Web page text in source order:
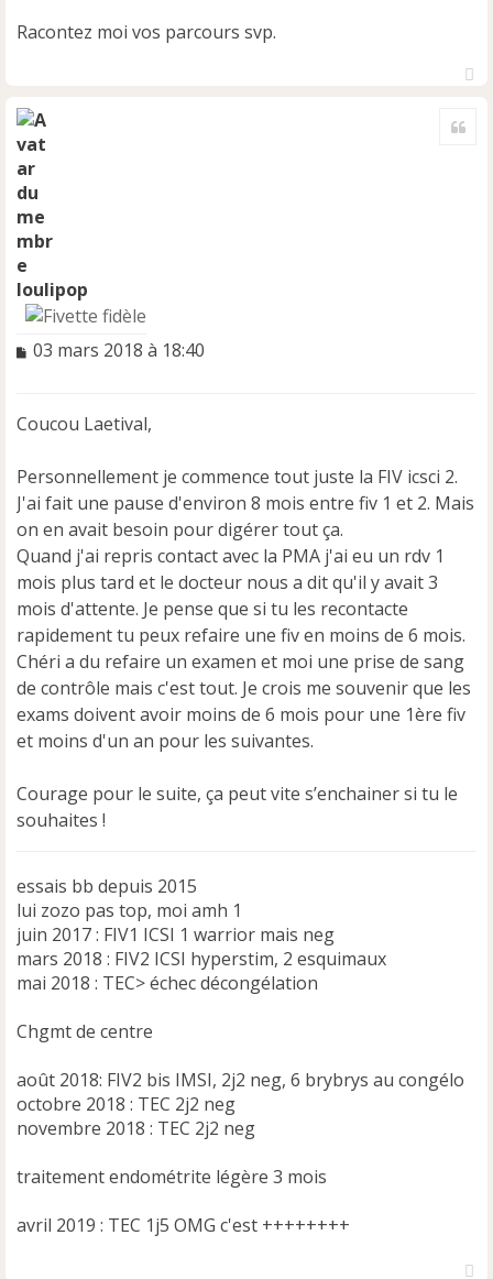
Racontez moi vos parcours svp.
loulipop
M
a
e
n
o
n
l
u
03 mars 2018 à 18:40
Coucou Laetival,
Personnellement je commence tout juste la FIV icsci 2.
J'ai fait une pause d'environ 8 mois entre fiv 1 et 2. Mais
on en avait besoin pour digérer tout ça.
Quand j'ai repris contact avec la PMA j'ai eu un rdv 1
mois plus tard et le docteur nous a dit qu'il y avait 3
mois d'attente. Je pense que si tu les recontacte
rapidement tu peux refaire une fiv en moins de 6 mois.
Chéri a du refaire un examen et moi une prise de sang
de contrôle mais c'est tout. Je crois me souvenir que les
exams doivent avoir moins de 6 mois pour une 1ère fiv
et moins d'un an pour les suivantes.
Courage pour le suite, ça peut vite s’enchainer si tu le
souhaites !
essais bb depuis 2015
lui zozo pas top, moi amh 1
juin 2017 : FIV1 ICSI 1 warrior mais neg
mars 2018 : FIV2 ICSI hyperstim, 2 esquimaux
mai 2018 : TEC> échec décongélation
Chgmt de centre
août 2018: FIV2 bis IMSI, 2j2 neg, 6 brybrys au congélo
octobre 2018 : TEC 2j2 neg
novembre 2018 : TEC 2j2 neg
traitement endométrite légère 3 mois
avril 2019 : TEC 1j5 OMG c'est ++++++++